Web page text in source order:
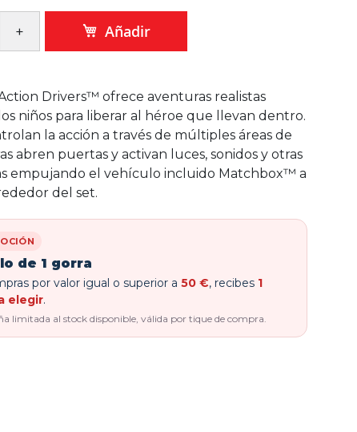
Añadir
Drivers™ ofrece aventuras realistas
niños para liberar al héroe que llevan dentro.
la acción a través de múltiples áreas de
abren puertas y activan luces, sonidos y otras
empujando el vehículo incluido Matchbox™ a
del set.
de 1 gorra
por valor igual o superior a 50 €, recibes 1
elegir.
limitada al stock disponible, válida por tique de compra.